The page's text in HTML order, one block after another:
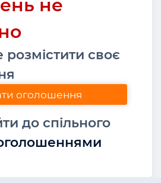
не
своє
оголошення
до спільного